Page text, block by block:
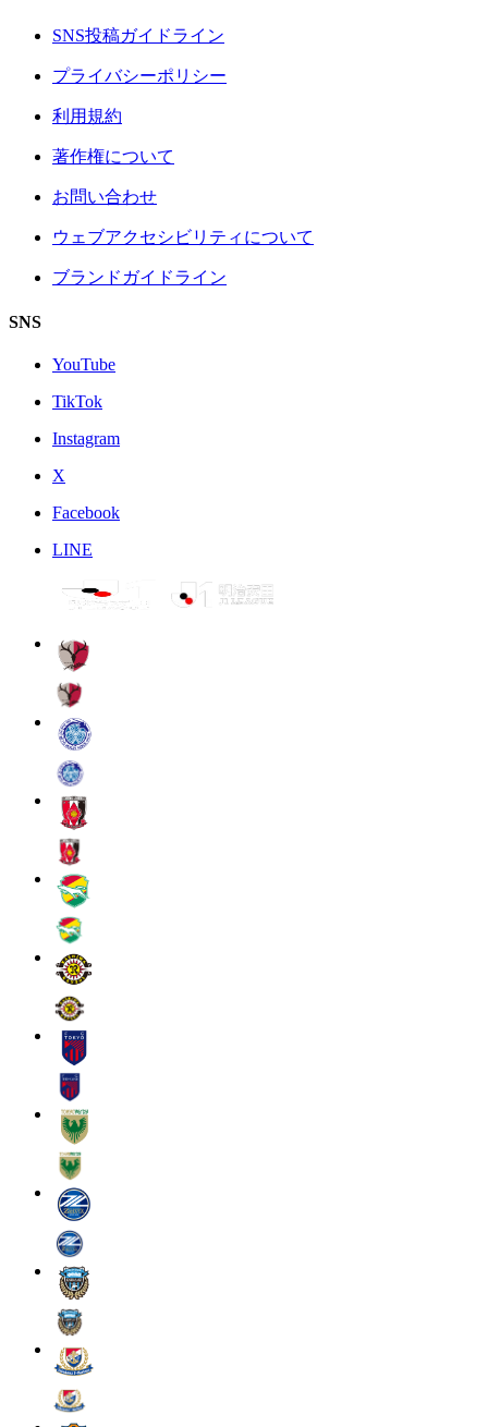
SNS投稿ガイドライン
プライバシーポリシー
利用規約
著作権について
お問い合わせ
ウェブアクセシビリティについて
ブランドガイドライン
SNS
YouTube
TikTok
Instagram
X
Facebook
LINE